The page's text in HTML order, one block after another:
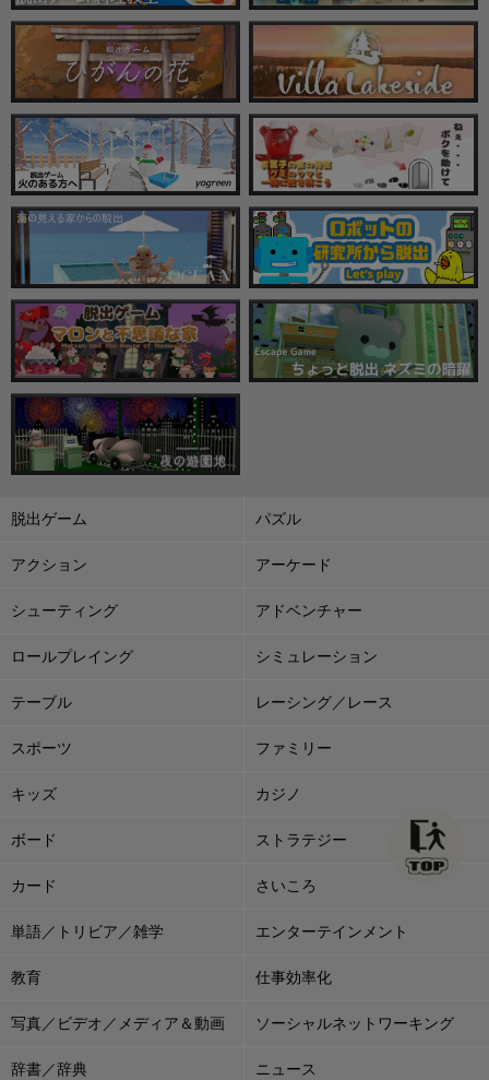
脱出ゲーム パズル
アクション アーケード
シューティング アドベンチャー
ロールプレイング シミュレーション
テーブル レーシング／レース
スポーツ ファミリー
キッズ カジノ
ボード ストラテジー
カード さいころ
単語／トリビア／雑学 エンターテインメント
教育 仕事効率化
写真／ビデオ／メディア＆動画 ソーシャルネットワーキング
辞書／辞典 ニュース